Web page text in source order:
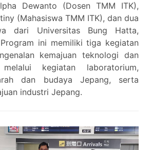
Dewanto (Dosen TMM ITK),
(Mahasiswa TMM ITK), dan dua
dari Universitas Bung Hatta,
ini memiliki tiga kegiatan
kemajuan teknologi dan
kegiatan laboratorium,
dan budaya Jepang, serta
industri Jepang.